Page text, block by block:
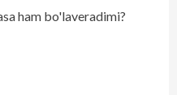
ham bo'laveradimi?